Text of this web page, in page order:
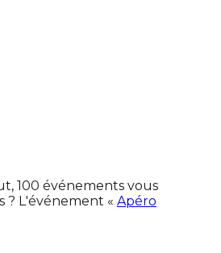
100 événements vous
? L'événement « Apéro